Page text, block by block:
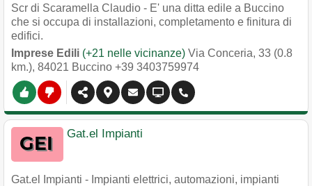
Scr di Scaramella Claudio - E' una ditta edile a Buccino
che si occupa di installazioni, completamento e finitura di
edifici.
Imprese Edili (+21 nelle vicinanze) Via Conceria, 33 (0.8
km.), 84021 Buccino +39 3403759974
Gat.el Impianti
Gat.el Impianti - Impianti elettrici, automazioni, impianti